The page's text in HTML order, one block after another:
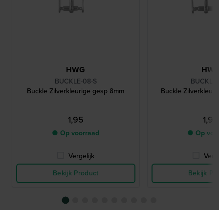
HWG
BUCKLE-08-S
Buckle Zilverkleurige gesp 8mm
1,95
● Op voorraad
Vergelijk
Bekijk Product
Buckle
1,95
● Op
Bekijk